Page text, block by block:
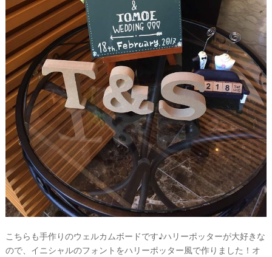
こちらも手作りのウェルカムボードです♪ハリーポッターが大好きな
ので、イニシャルのフォントをハリーポッター風で作りました！オ
ウ
ェ
ル
カ
ム
ス
ペ
ー
ス
#
プ
チ
ギ
フ
ト
#
沖
ビ
ー
グ
ア
イ
テ
ム